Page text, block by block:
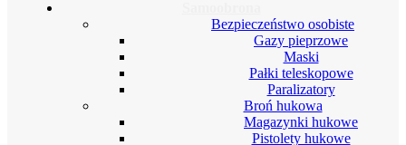
Bezpieczeństwo osobiste
Gazy pieprzowe
Maski
Pałki teleskopowe
Paralizatory
Broń hukowa
Magazynki hukowe
Pistolety hukowe